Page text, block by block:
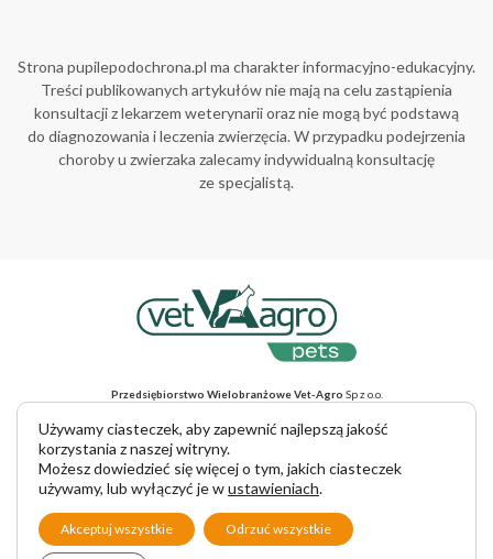
Strona pupilepodochrona.pl ma charakter informacyjno-edukacyjny.
Treści publikowanych artykułów nie mają na celu zastąpienia
konsultacji z lekarzem weterynarii oraz nie mogą być podstawą
do diagnozowania i leczenia zwierzęcia. W przypadku podejrzenia
choroby u zwierzaka zalecamy indywidualną konsultację
ze specjalistą.
Przedsiębiorstwo Wielobranżowe Vet-Agro Sp z o.o.
Adres do korespondencji: ul. Mełgiewska 18, 20-234 Lublin
tel. +48 81 445 23 00, e-mail vet-agro@vet-agro.pl
www.vet-agro.pl
Copyright © 2025 VET-AGRO Sp. z o. o.
Używamy ciasteczek, aby zapewnić najlepszą jakość
korzystania z naszej witryny.
Możesz dowiedzieć się więcej o tym, jakich ciasteczek
używamy, lub wyłączyć je wustawieniach.
Akceptuj wszystkie Odrzuć wszystkie